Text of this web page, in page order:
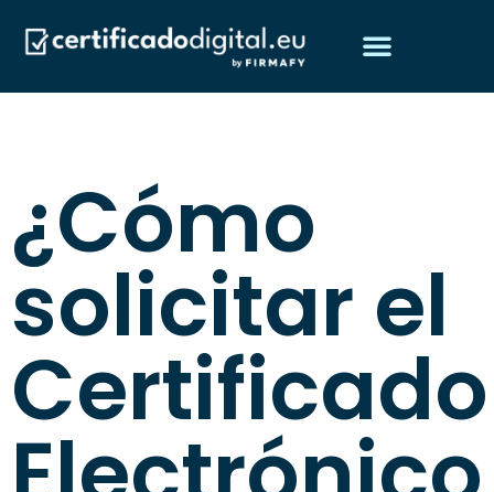
¿Cómo
solicitar el
Certificado